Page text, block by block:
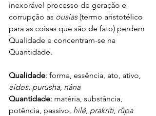
inexorável processo de geração e
corrupção as ousias (termo aristotélico
para as coisas que são de fato) perdem
Qualidade e concentram-se na
Quantidade.
Qualidade: forma, essência, ato, ativo,
eidos, purusha, nâna
Quantidade: matéria, substância,
potência, passivo, hilê, prakriti, rûpa